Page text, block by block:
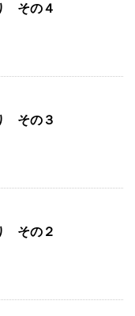
その４
その３
その２